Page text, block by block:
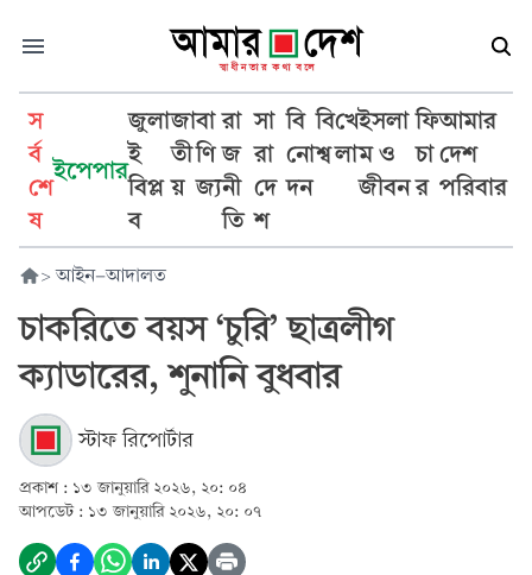
স
র্ব
শে
ষ
ইপেপার
জুলা
ই
বিপ্ল
ব
জা
তী
য়
বা
ণি
জ্য
রা
জ
নী
তি
সা
রা
দে
শ
বি
নো
দন
বি
শ্ব
খে
লা
ইসলা
ম ও
জীবন
ফি
চা
র
আমার
দেশ
পরিবার
> আইন-আদালত
চাকরিতে বয়স ‘চুরি’ ছাত্রলীগ
ক্যাডারের, শুনানি বুধবার
স্টাফ রিপোর্টার
প্রকাশ : ১৩ জানুয়ারি ২০২৬, ২০: ০৪
আপডেট : ১৩ জানুয়ারি ২০২৬, ২০: ০৭